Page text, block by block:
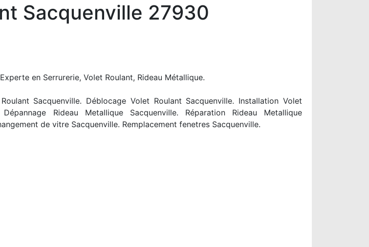
Sacquenville 27930
en Serrurerie, Volet Roulant, Rideau Métallique.
Sacquenville. Déblocage Volet Roulant Sacquenville. Installation Volet
Rideau Metallique Sacquenville. Réparation Rideau Metallique
de vitre Sacquenville. Remplacement fenetres Sacquenville.